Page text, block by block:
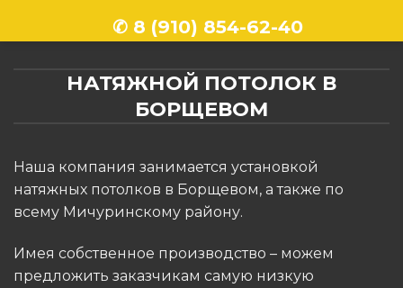
✆ 8 (910) 854-62-40
НАТЯЖНОЙ ПОТОЛОК В
БОРЩЕВОМ
Наша компания занимается установкой
натяжных потолков в Борщевом, а также по
всему Мичуринскому району.
Имея собственное производство – можем
предложить заказчикам самую низкую